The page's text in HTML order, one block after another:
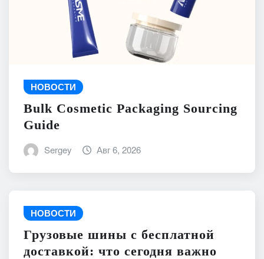
НОВОСТИ
Bulk Cosmetic Packaging Sourcing
Guide
Sergey Авг 6, 2026
НОВОСТИ
Грузовые шины с бесплатной
доставкой: что сегодня важно